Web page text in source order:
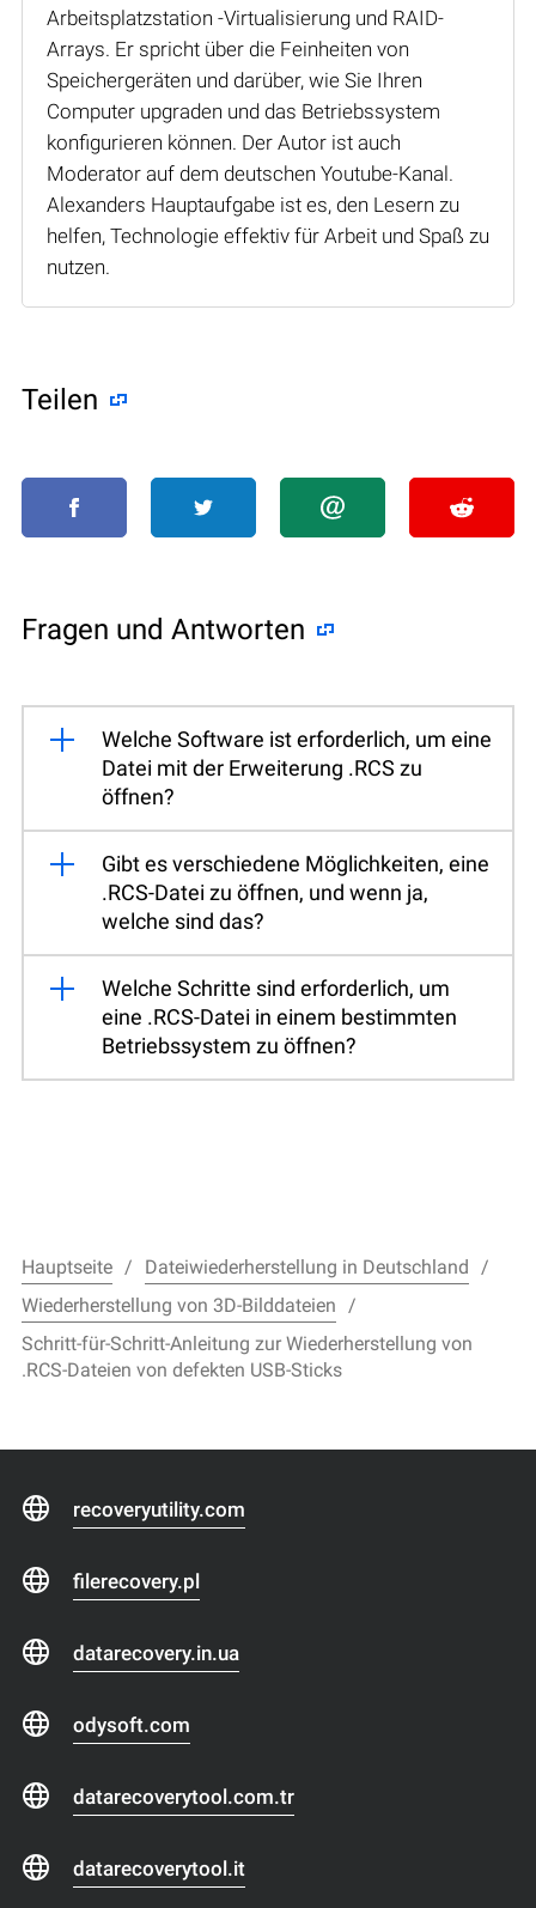
Arbeitsplatzstation -Virtualisierung und RAID-
Arrays. Er spricht über die Feinheiten von
Speichergeräten und darüber, wie Sie Ihren
Computer upgraden und das Betriebssystem
konfigurieren können. Der Autor ist auch
Moderator auf dem deutschen Youtube-Kanal.
Alexanders Hauptaufgabe ist es, den Lesern zu
helfen, Technologie effektiv für Arbeit und Spaß zu
nutzen.
Teilen
Fragen und Antworten
Welche Software ist erforderlich, um eine
Datei mit der Erweiterung .RCS zu
öffnen?
Gibt es verschiedene Möglichkeiten, eine
.RCS-Datei zu öffnen, und wenn ja,
welche sind das?
Welche Schritte sind erforderlich, um
eine .RCS-Datei in einem bestimmten
Betriebssystem zu öffnen?
Hauptseite
Dateiwiederherstellung in Deutschland
Wiederherstellung von 3D-Bilddateien
Schritt-für-Schritt-Anleitung zur Wiederherstellung von
.RCS-Dateien von defekten USB-Sticks
recoveryutility.com
filerecovery.pl
datarecovery.in.ua
odysoft.com
datarecoverytool.com.tr
datarecoverytool.it